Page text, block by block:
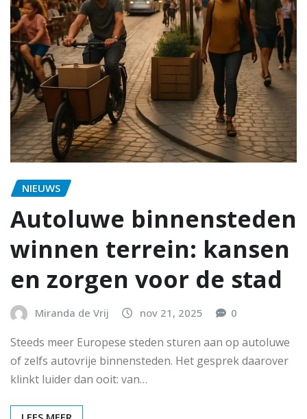
NIEUWS
Autoluwe binnensteden
winnen terrein: kansen
en zorgen voor de stad
Miranda de Vrij nov 21, 2025 0
Steeds meer Europese steden sturen aan op autoluwe
of zelfs autovrije binnensteden. Het gesprek daarover
klinkt luider dan ooit: van…